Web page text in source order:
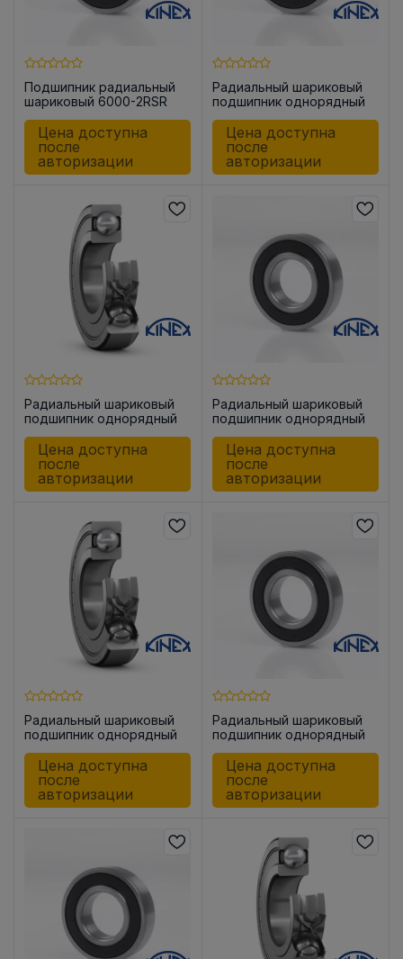
Подшипник радиальный
шариковый 6000-2RSR
Цена доступна
после
авторизации
Радиальный шариковый
подшипник однорядный
Цена доступна
после
авторизации
Радиальный шариковый
подшипник однорядный
Цена доступна
после
авторизации
Радиальный шариковый
подшипник однорядный
Цена доступна
после
авторизации
Радиальный шариковый
подшипник однорядный
Цена доступна
после
авторизации
Радиальный шариковый
подшипник однорядный
Цена доступна
после
авторизации